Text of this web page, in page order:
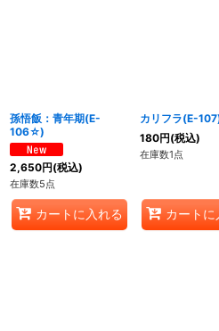
孫悟飯：青年期(E-
106☆)
2,650円(税込)
在庫数5点
カートに入れる
カリフラ(E-
180円(税込)
在庫数1点
カートに